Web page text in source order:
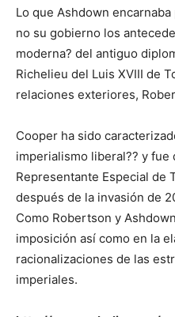
Lo que Ashdown
no su gobierno los
moderna? del antiguo
Richelieu del Luis XVIII de
relaciones exteriores,
Cooper ha sido
imperialismo liberal?? y
Representante Especial de
después de la invasión de
Como Robertson y
imposición así como en la
racionalizaciones de las
imperiales.